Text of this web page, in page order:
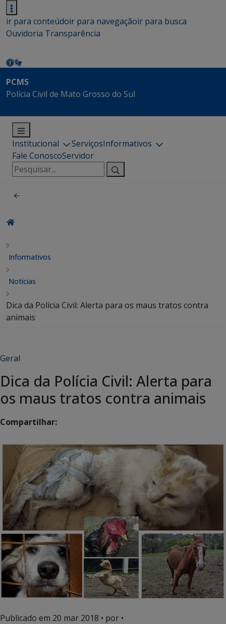
ir para conteúdoir para navegaçãoir para busca
Ouvidoria Transparência
PCMS
Polícia Civil de Mato Grosso do Sul
Institucional ServiçosInformativos
Fale ConoscoServidor
Pesquisar
por:
Informativos
Notícias
Dica da Polícia Civil: Alerta para os maus tratos contra
animais
Geral
Dica da Polícia Civil: Alerta para
os maus tratos contra animais
Compartilhar:
Publicado em 20 mar 2018 • por •